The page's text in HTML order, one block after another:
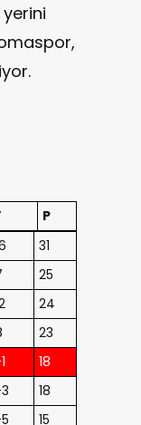
P
31
25
24
23
18
18
15